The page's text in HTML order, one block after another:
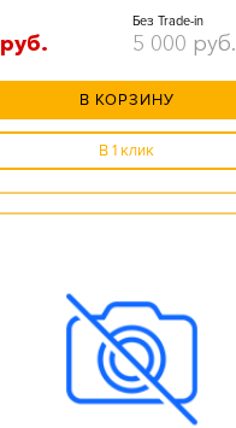
руб.
Без Trade-in
5 000 руб.
В КОРЗИНУ
В 1 клик